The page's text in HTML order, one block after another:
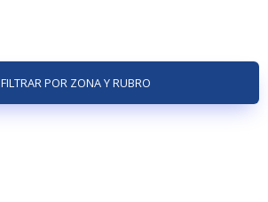
FILTRAR POR ZONA Y RUBRO